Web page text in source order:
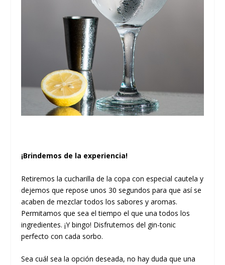
¡Brindemos de la experiencia!
Retiremos la cucharilla de la copa con especial cautela y
dejemos que repose unos 30 segundos para que así se
acaben de mezclar todos los sabores y aromas.
Permitamos que sea el tiempo el que una todos los
ingredientes. ¡Y bingo! Disfrutemos del gin-tonic
perfecto con cada sorbo.
Sea cuál sea la opción deseada, no hay duda que una